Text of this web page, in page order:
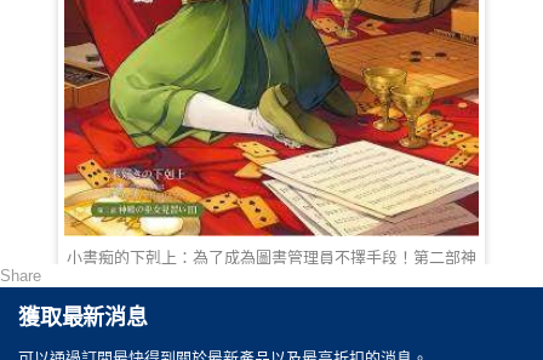
小書痴的下剋上：為了成為圖書管理員不擇手段！第二部神
Share
獲取最新消息